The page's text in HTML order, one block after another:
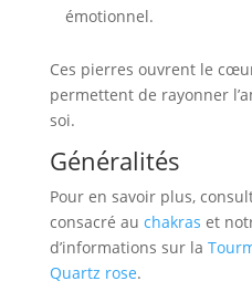
émotionnel.
Ces pierres ouvrent le
permettent de rayonner
soi.
Généralités
Pour en savoir plus,
consacré au chakras et
d’informations sur la
Quartz rose.